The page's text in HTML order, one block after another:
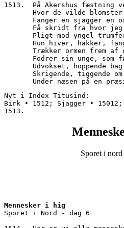
1513.  På Akershus fæstning
Hvor de vilde
Fanger en sjagger en
Få skridt fra hvor
Pligt mod yngel
Hun hiver, hakker,
Trækker ormen frem
Fodrer sin unge,
Udvokset, hoppende
Skrigende, tiggende
Under næsen på en
Nyt i Index Titusind:
Birk • 1512; Sjagger •
1513.
Sporet i
Mennesker i hig
Sporet i Nord - dag 6